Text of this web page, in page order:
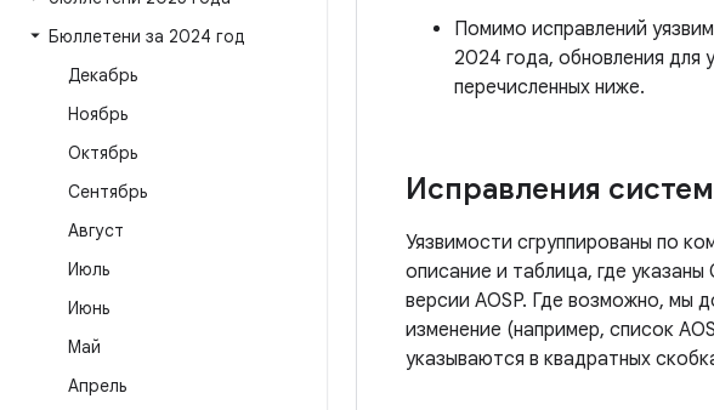
Бюллетени за 2024 год
Декабрь
Ноябрь
Октябрь
Сентябрь
Август
Июль
Июнь
Май
Апрель
Помимо исправлений
2024 года, обновления для
перечисленных ниже.
Исправления
Уязвимости сгруппированы по
описание и таблица, где указаны
версии AOSP. Где возможно, мы
изменение (например, список
указываются в квадратных